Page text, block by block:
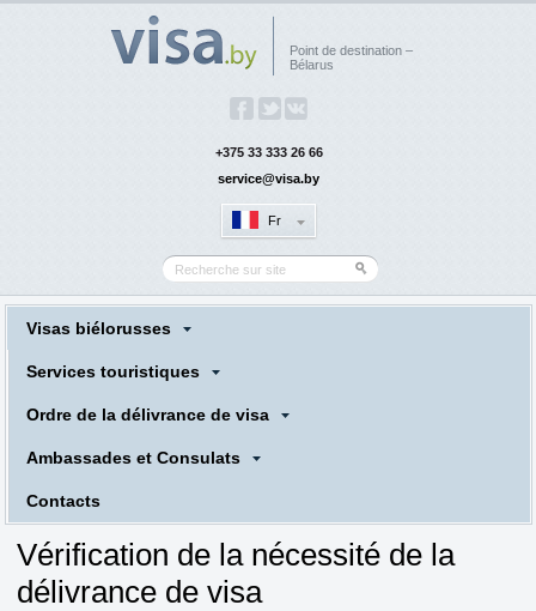
Point de destination –
Bélarus
+375 33 333 26 66
service@visa.by
Fr
Visas biélorusses
Services touristiques
Ordre de la délivrance de visa
Ambassades et Consulats
Сontacts
Vérification de la nécessité de la
délivrance de visa